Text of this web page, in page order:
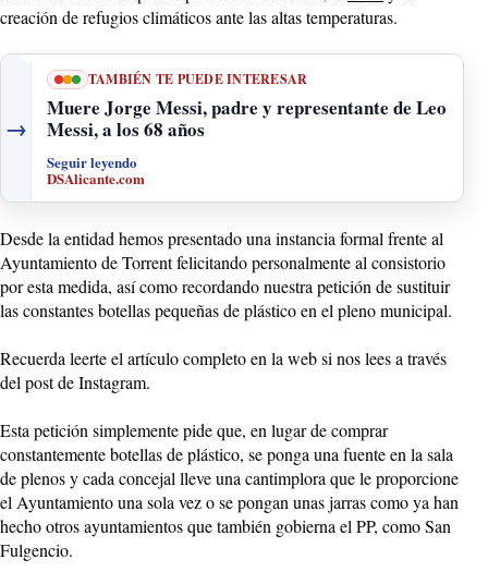
creación de refugios climáticos ante las altas temperaturas.
→
TAMBIÉN TE PUEDE INTERESAR
Muere Jorge Messi, padre y representante de Leo
Messi, a los 68 años
Seguir leyendo
DSAlicante.com
Desde la entidad hemos presentado una instancia formal frente al
Ayuntamiento de Torrent felicitando personalmente al consistorio
por esta medida, así como recordando nuestra petición de sustituir
las constantes botellas pequeñas de plástico en el pleno municipal.
Recuerda leerte el artículo completo en la web si nos lees a través
del post de Instagram.
Esta petición simplemente pide que, en lugar de comprar
constantemente botellas de plástico, se ponga una fuente en la sala
de plenos y cada concejal lleve una cantimplora que le proporcione
el Ayuntamiento una sola vez o se pongan unas jarras como ya han
hecho otros ayuntamientos que también gobierna el PP, como San
Fulgencio.